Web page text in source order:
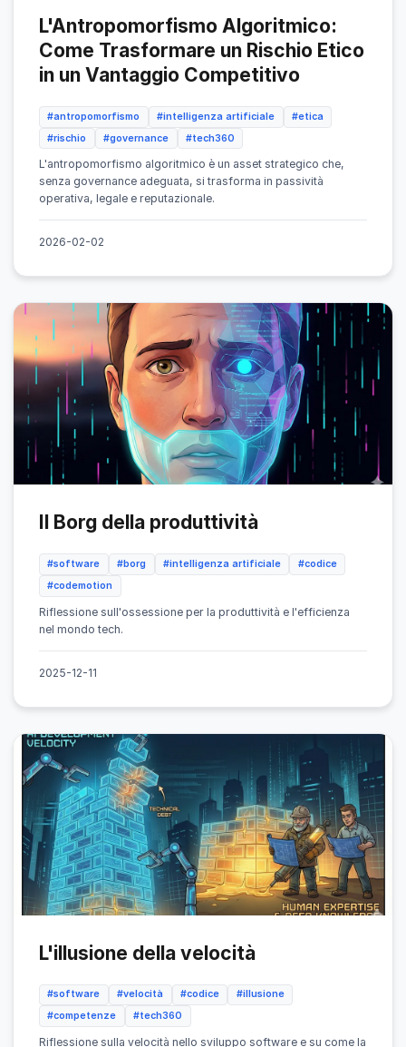
L'Antropomorfismo Algoritmico:
Come Trasformare un Rischio Etico
in un Vantaggio Competitivo
#antropomorfismo #intelligenza artificiale
#etica
#rischio
#governance #tech360
L'antropomorfismo algoritmico è un asset strategico che,
senza governance adeguata, si trasforma in passività
operativa, legale e reputazionale.
2026-02-02
Il Borg della produttività
#software #borg #intelligenza artificiale
#codice
#codemotion
Riflessione sull'ossessione per la produttività e l'efficienza
nel mondo tech.
2025-12-11
L'illusione della velocità
#software #velocità #codice
#illusione
#competenze
#tech360
Riflessione sulla velocità nello sviluppo software e su come la